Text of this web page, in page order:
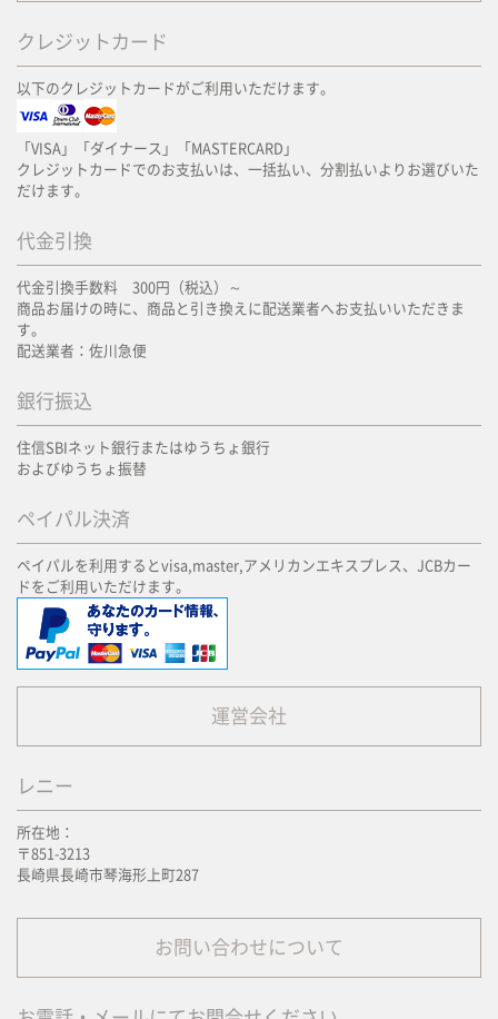
クレジットカード
以下のクレジットカードがご利用いただけます。
「VISA」「ダイナース」「MASTERCARD」
クレジットカードでのお支払いは、一括払い、分割払いよりお選びいた
だけます。
代金引換
代金引換手数料 300円（税込）～
商品お届けの時に、商品と引き換えに配送業者へお支払いいただきま
す。
配送業者：佐川急便
銀行振込
住信SBIネット銀行またはゆうちょ銀行
およびゆうちょ振替
ペイパル決済
ペイパルを利用するとvisa,master,アメリカンエキスプレス、JCBカー
ドをご利用いただけます。
運営会社
レニー
所在地：
〒851-3213
長崎県長崎市琴海形上町287
お問い合わせについて